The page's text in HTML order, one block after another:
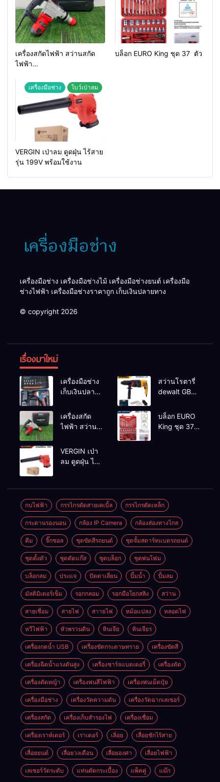
เครื่องสกัดไฟฟ้า สว่านสกัด
ไฟฟ้า
บล็อก EURO King ชุด 37 ตัว
เครื่องมือช่าง โบว์เป่าลม
VERGIN เป่าลม ดูดฝุ่น ไร้สาย
รุ่น 199V พร้อมใช้งาน
เครื่องมือช่าง เครื่องมือช่างไม้ เครื่องมือช่างยนต์ เครื่องมือ
ช่างไฟฟ้า เครื่องมือช่างราคาถูก เก็บเงินปลายทาง
© copyright 2026
เรื่องมาใหม่
เครื่องมือช่าง
เก็บเงินปลาย
สว่านโรตารี่
dewalt GBH
2-26 DFR ทุ่น
ทองแดงแท้
100%
เครื่องสกัด
ไฟฟ้า สว่าน
MAKTEC รุ่น MT2926A
บล็อก EURO
King ชุด 37
VERGIN เป่า
ลม ดูดฝุ่น ไร้
กบไฟฟ้า กรรไกรตัดสายเคเบิ้ล กรรไกรตัดเหล็ก
กระดานรองนอน กล้อง IP Camera กล้องส่องทางไกล
คีม จิ๊กซอล ชุดขัดสีรถยนต์​ ชุดจั้มสตาร์ทแบตรถยนต์
ชุดตั้งตัว ชุดตัดแก๊ส ชุดบล็อก ชุดพ่นโฟม
บล็อกลม ประแจ ปัตตาเลี่ยน ปั๊มน้ำ ปั้มลม
มัลติมิเตอร์เข็ม รอกกลอม รอกมือโยกสลิง สว่าน
สายเชื่อม สายไฟ สาายไฟ หม้อแปลง หลอดไฟ
หวีไฟฟ้า หัวพรวนดิน หินเจีย หินเจียร
เครื่องกดน้ำ USB เครื่องขัดกระดาษทราย เครื่องขัดสี
เครื่องฉีดน้ำแรงดันสูง เครื่องชาร์จแบตเตอรี่ เครื่องตัด
เครื่องตัดหญ้า เครื่องพ่นสีไฟฟ้า เครื่องพ่นเม็ดปุ๋ย
เครื่องมือช่าง เครื่องวัดความดัน เครื่องวัดฉากเลเซอร์
เครื่องสกัด เครื่องเก็บสํารองไฟ เครื่องเชื่อม
เครื่องเราท์เตอร์ เราเตอร์ เลิ่อย เลื่อยชักไร้สาย
เลื่อยยนต์ เลื่อยวงเดือน เลื่อยองศา เลื่อยไฟฟ้า
เลเซอร์วัดระดับ แท่นตัดกระเบื้อง แพ็คคู่ แม๊ก